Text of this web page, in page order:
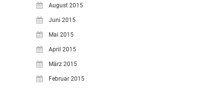
August 2015
Juni 2015
Mai 2015
April 2015
März 2015
Februar 2015